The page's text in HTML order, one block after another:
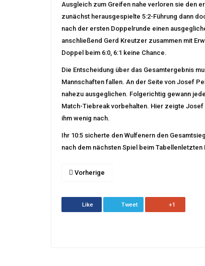
Ausgleich zum Greifen nahe verloren sie den
zunächst herausgespielte 5:2-Führung dann
nach der ersten Doppelrunde einen
anschließend Gerd Kreutzer zusammen mit
Doppel beim 6:0, 6:1 keine Chance.
Die Entscheidung über das Gesamtergebnis
Mannschaften fallen. An der Seite von Josef
nahezu ausgeglichen. Folgerichtig gewann
Match-Tiebreak vorbehalten. Hier zeigte
ihm wenig nach.
Ihr 10:5 sicherte den Wulfenern den
nach dem nächsten Spiel beim
Vorherige
Like Tweet +1